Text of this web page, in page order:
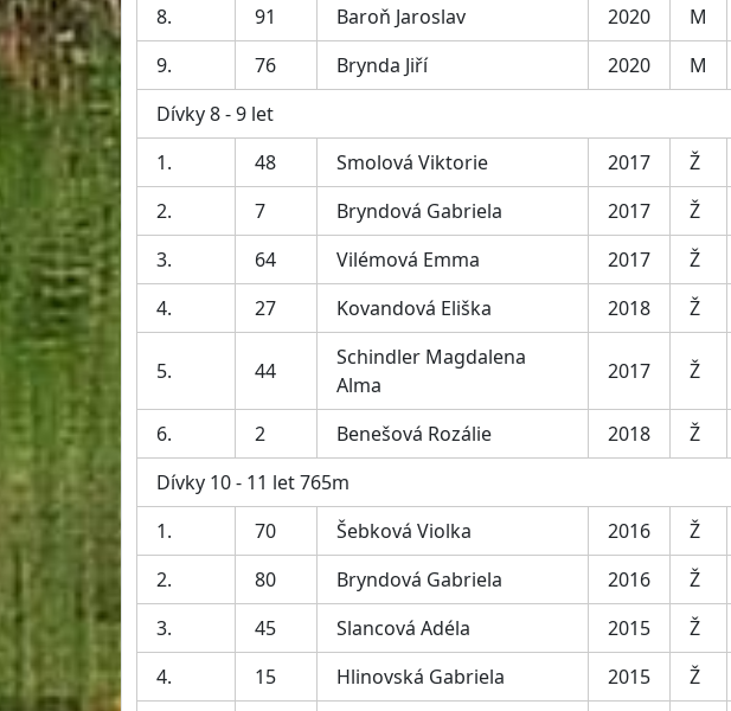
8.
91 Baroň Jaroslav 2020 M
9.
76 Brynda Jiří 2020 M
Dívky 8 - 9 let
1.
48 Smolová Viktorie 2017 Ž
2.
7 Bryndová Gabriela 2017 Ž
3.
64 Vilémová Emma 2017 Ž
4.
27 Kovandová Eliška 2018 Ž
5. 44
Schindler Magdalena
Alma
2017 Ž
6. 2 Benešová Rozálie 2018 Ž
Dívky 10 - 11 let 765m
1.
70 Šebková Violka 2016 Ž
2.
80 Bryndová Gabriela 2016 Ž
3.
45 Slancová Adéla 2015 Ž
4.
15 Hlinovská Gabriela 2015 Ž